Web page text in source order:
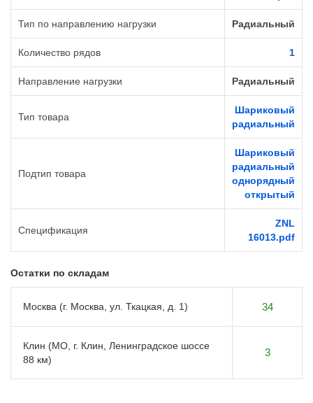
Тип по направлению нагрузки Радиальный
Количество рядов 1
Направление нагрузки Радиальный
Тип товара
Шариковый
радиальный
Подтип товара
Шариковый
радиальный
однорядный
открытый
Спецификация
ZNL
16013.pdf
Остатки по складам
Москва (г. Москва, ул. Ткацкая, д. 1) 34
Клин (МО, г. Клин, Ленинградское шоссе
88 км)
3